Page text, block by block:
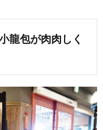
龍包が肉肉しく